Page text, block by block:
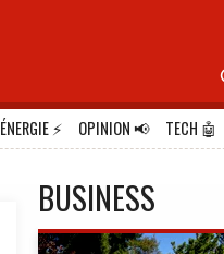
ÉNERGIE⚡ OPINION📢 TECH 🤖
BUSINESS